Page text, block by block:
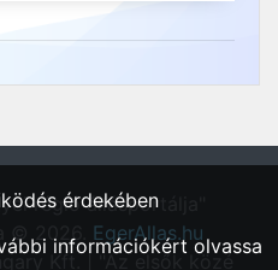
régió állásportálja"
© 2026. EgerAllas.hu
Kft. | "Az elsők közé
érdekében
információkért olvassa